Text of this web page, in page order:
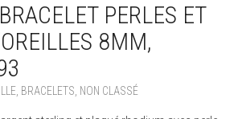
PERLES ET
8MM,
BRACELETS NON CLASSÉ